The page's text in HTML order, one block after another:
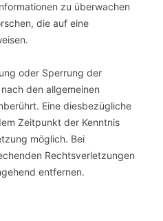
zu überwachen
die auf eine
oder Sperrung der
den allgemeinen
Eine diesbezügliche
Zeitpunkt der Kenntnis
möglich. Bei
Rechtsverletzungen
entfernen.